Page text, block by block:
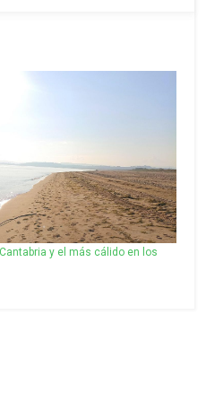
y el más cálido en los